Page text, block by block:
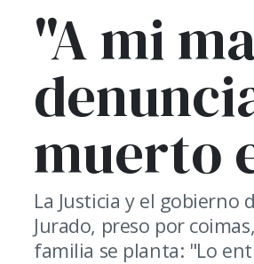
"A mi
muerto
La Justicia y el gobierno
Jurado, preso por
familia se planta: "Lo